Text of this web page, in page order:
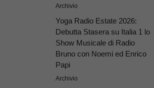
Archivio
Yoga Radio Estate 2026:
Debutta Stasera su Italia 1 lo
Show Musicale di Radio
Bruno con Noemi ed Enrico
Papi
Archivio